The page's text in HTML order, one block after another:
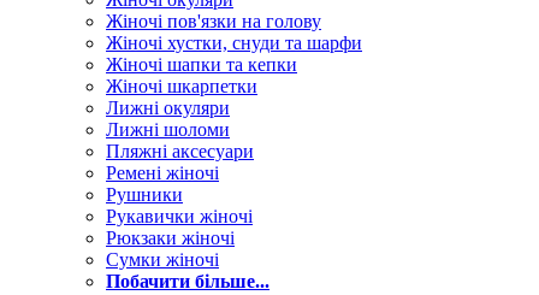
Жіночі пов'язки на голову
Жіночі хустки, снуди та шарфи
Жіночі шапки та кепки
Жіночі шкарпетки
Лижні окуляри
Лижні шоломи
Пляжні аксесуари
Ремені жіночі
Рушники
Рукавички жіночі
Рюкзаки жіночі
Сумки жіночі
Побачити більше...